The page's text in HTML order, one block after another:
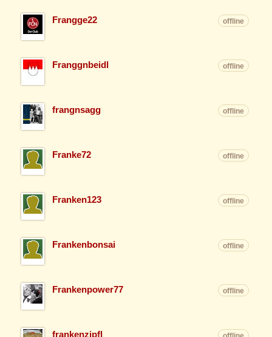
Frangge22 offline
Franggnbeidl offline
frangnsagg offline
Franke72 offline
Franken123 offline
Frankenbonsai offline
Frankenpower77 offline
frankenzipfl